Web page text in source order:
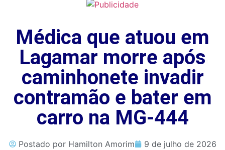
Médica que atuou em
Lagamar morre após
caminhonete invadir
contramão e bater em
carro na MG-444
Postado por Hamilton Amorim 9 de julho de 2026